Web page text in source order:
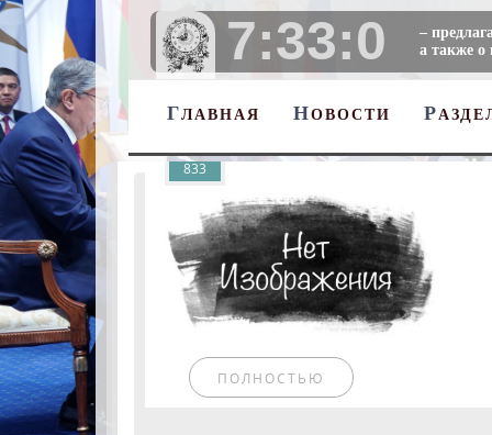
7:33:2
–
а также о
ГЛАВНАЯ НОВОСТИ Р
ПОЛНОСТЬЮ
833